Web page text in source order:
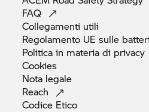
FAQ
Collegamenti utili
Regolamento UE sulle
Politica in materia di privacy
Cookies
Nota legale
Reach
Codice Etico